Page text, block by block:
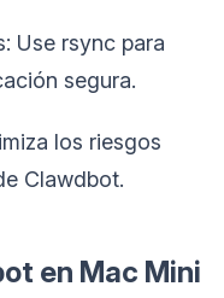
Use rsync para
segura.
los riesgos
Clawdbot.
en Mac Mini